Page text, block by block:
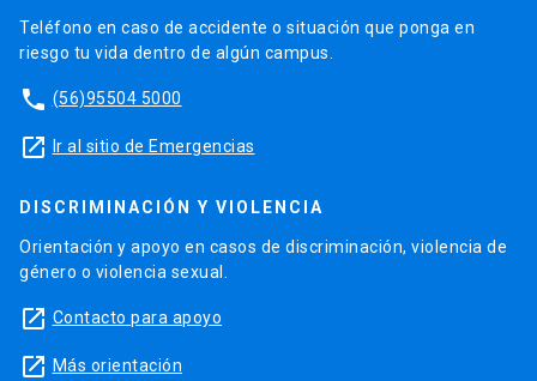
Teléfono en caso de accidente o situación que ponga en
riesgo tu vida dentro de algún campus.
phone (56)95504 5000
launch Ir al sitio de Emergencias
DISCRIMINACIÓN Y VIOLENCIA
Orientación y apoyo en casos de discriminación, violencia de
género o violencia sexual.
launch Contacto para apoyo
launch Más orientación